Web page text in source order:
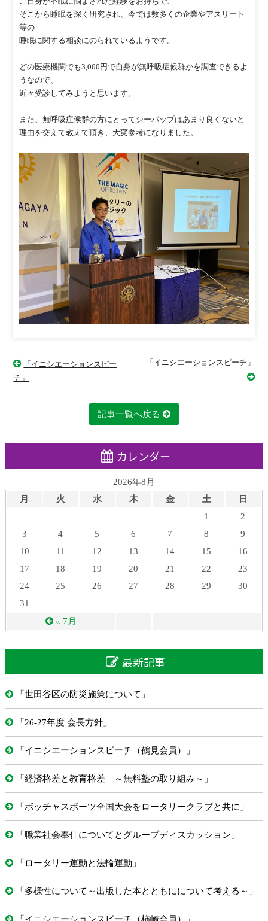
そこから睡眠を深く研究され、今では数多くの企業やアスリート
等の
睡眠に関する相談にのられているようです。
どの医療機関でも3,000円で自身が無呼吸症候群かを調査できるよ
うなので、
近々受診してみようと思います。
また、無呼吸症候群の方にとってシーパップはあまり良くないと
理由を交えて教えて頂き、大変参考になりました。
「イニシエーションスピー
チ」
「イニシエーションスピーチ」
記事一覧へ戻る
カレンダー
2026年8月
月
火 水 木 金 土 日
« 7月
1
2
3
4 5 6 7 8
9
10
11 12 13 14 15
16
17
18 19 20 21 22
23
24
25 26 27 28 29
30
31
最新記事
「世田谷区の防災施策について」
「26-27年度 会長方針」
「イニシエーションスピーチ（鶴見会員）」
「経済格差と教育格差 ～無料塾の取り組み～」
「ボッチャスポーツ全国大会をロータリークラブと共に」
「職業社会奉仕についてとグループディスカッション」
「ロータリー運動と法輪運動」
「多様性について～出版した本とともにについて考える～」